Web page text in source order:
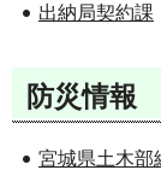
出納局契約課
防災情報
宮城県土木部